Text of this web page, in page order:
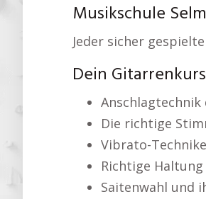
Musikschule
Jeder sicher
Dein
Die richtige
Vibrato-
Richtige
Saitenwahl und